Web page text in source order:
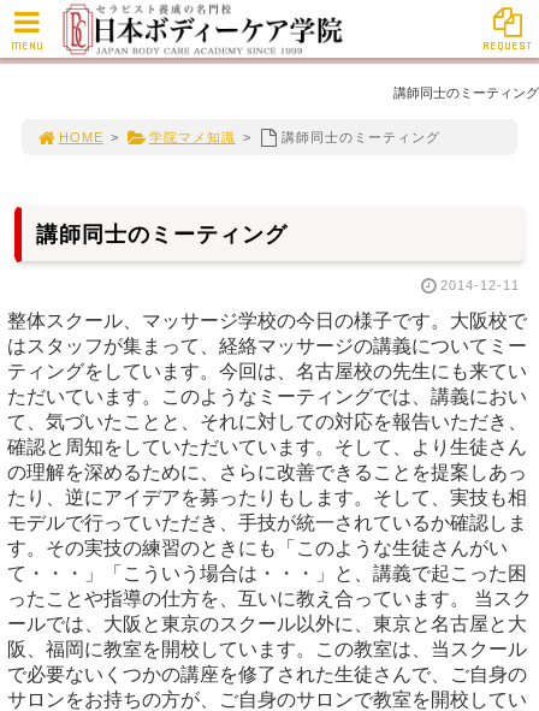
講師同士のミーティング
HOME > 学院マメ知識 > 講師同士のミーティング
講師同士のミーティング
2014-12-11
整体スクール、マッサージ学校の今日の様子です。大阪校で
はスタッフが集まって、経絡マッサージの講義についてミー
ティングをしています。今回は、名古屋校の先生にも来てい
ただいています。このようなミーティングでは、講義におい
て、気づいたことと、それに対しての対応を報告いただき、
確認と周知をしていただいています。そして、より生徒さん
の理解を深めるために、さらに改善できることを提案しあっ
たり、逆にアイデアを募ったりもします。そして、実技も相
モデルで行っていただき、手技が統一されているか確認しま
す。その実技の練習のときにも「このような生徒さんがい
て・・・」「こういう場合は・・・」と、講義で起こった困
ったことや指導の仕方を、互いに教え合っています。 当スク
ールでは、大阪と東京のスクール以外に、東京と名古屋と大
阪、福岡に教室を開校しています。この教室は、当スクール
で必要ないくつかの講座を修了された生徒さんで、ご自身の
サロンをお持ちの方が、ご自身のサロンで教室を開校してい
MENU REQUEST